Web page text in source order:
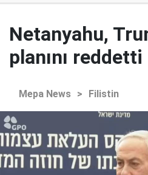
Netanyahu,
planını reddetti
Mepa News > Filistin